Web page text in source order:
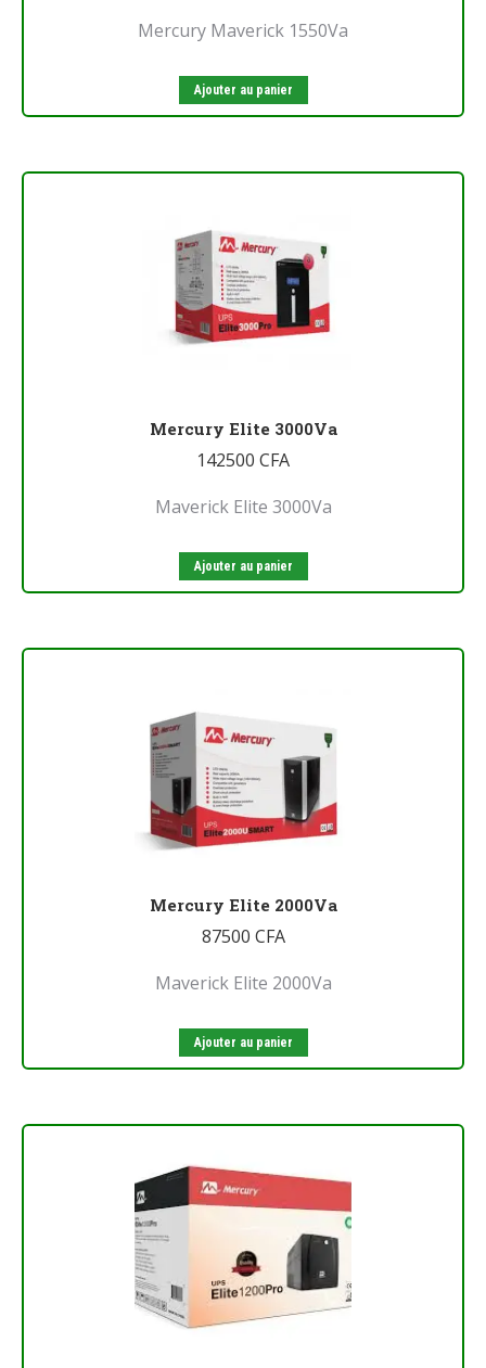
Mercury Maverick 1550Va
Ajouter au panier
Mercury Elite 3000Va
142500 CFA
Maverick Elite 3000Va
Ajouter au panier
Mercury Elite 2000Va
87500 CFA
Maverick Elite 2000Va
Ajouter au panier